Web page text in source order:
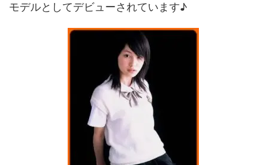
モデルとしてデビューされています♪